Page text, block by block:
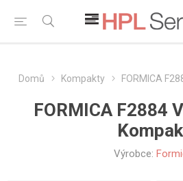
Domů Kompakty FORMICA
FORMICA F2884
Výrobce: